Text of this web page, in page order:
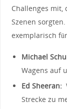
Challenges⁢ mit,
Szenen
exemplarisch
Michael
Wagens auf
Ed Sheeran:
Strecke zu